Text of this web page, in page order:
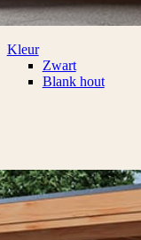
Kleur
Zwart
Blank hout